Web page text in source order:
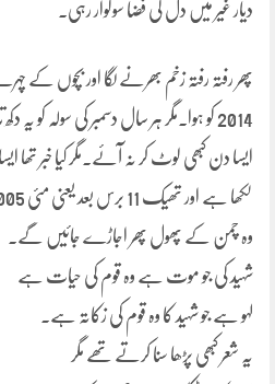
دیار غیر میں دل کی فضا سوگوار رہی۔
2014 کو ہوا۔مگر ہر سال دسمبر کی سولہ کو یہ
ایسا دن کبھی لوٹ کر نہ آئے۔مگر کیا خبر تھا
وہ چمن کے پھول پھر اجاڑے جائیں گے۔
شہید کی جو موت ہے وہ قوم کی حیات ہے
لہو ہے جو شہید کا وہ قوم کی زکاتہ ہے۔
یہ شعر کبھی پڑھا سنا کرتے تھے مگر